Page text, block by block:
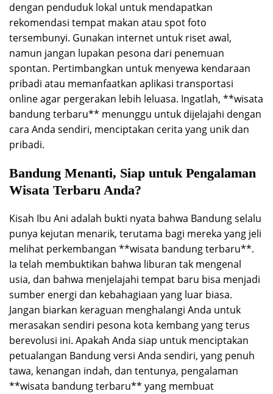
dengan penduduk lokal untuk mendapatkan
rekomendasi tempat makan atau spot foto
tersembunyi. Gunakan internet untuk riset awal,
namun jangan lupakan pesona dari penemuan
spontan. Pertimbangkan untuk menyewa kendaraan
pribadi atau memanfaatkan aplikasi transportasi
online agar pergerakan lebih leluasa. Ingatlah, **wisata
bandung terbaru** menunggu untuk dijelajahi dengan
cara Anda sendiri, menciptakan cerita yang unik dan
pribadi.
Bandung Menanti, Siap untuk Pengalaman
Wisata Terbaru Anda?
Kisah Ibu Ani adalah bukti nyata bahwa Bandung selalu
punya kejutan menarik, terutama bagi mereka yang jeli
melihat perkembangan **wisata bandung terbaru**.
Ia telah membuktikan bahwa liburan tak mengenal
usia, dan bahwa menjelajahi tempat baru bisa menjadi
sumber energi dan kebahagiaan yang luar biasa.
Jangan biarkan keraguan menghalangi Anda untuk
merasakan sendiri pesona kota kembang yang terus
berevolusi ini. Apakah Anda siap untuk menciptakan
petualangan Bandung versi Anda sendiri, yang penuh
tawa, kenangan indah, dan tentunya, pengalaman
**wisata bandung terbaru** yang membuat